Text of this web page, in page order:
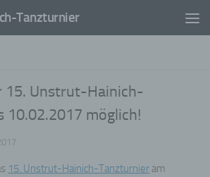
Tanzturnier
15. Unstrut-Hainich-
10.02.2017 möglich!
15. Unstrut-Hainich-Tanzturnier am